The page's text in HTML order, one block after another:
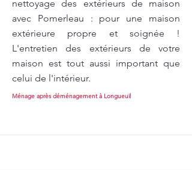
nettoyage des extérieurs de maison
avec Pomerleau : pour une maison
extérieure propre et soignée !
L'entretien des extérieurs de votre
maison est tout aussi important que
celui de l'intérieur.
Ménage après déménagement à Longueuil